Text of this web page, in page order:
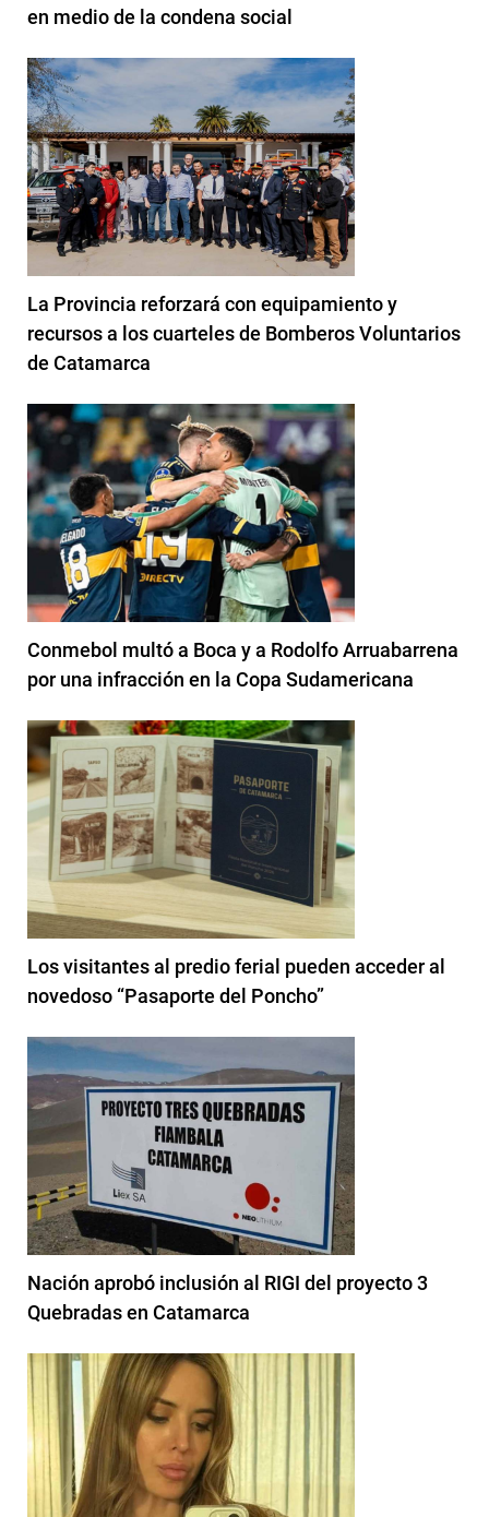
en medio de la condena social
La Provincia reforzará con equipamiento y
recursos a los cuarteles de Bomberos Voluntarios
de Catamarca
Conmebol multó a Boca y a Rodolfo Arruabarrena
por una infracción en la Copa Sudamericana
Los visitantes al predio ferial pueden acceder al
novedoso “Pasaporte del Poncho”
Nación aprobó inclusión al RIGI del proyecto 3
Quebradas en Catamarca